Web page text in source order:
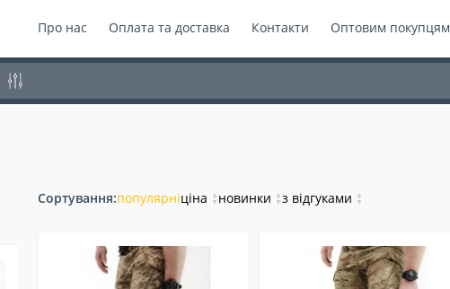
Про нас Оплата та доставка Контакти Оптовим покупцям
Сортування:популярніціна ▲
▼ новинки ▲
▼з відгуками ▲
▼